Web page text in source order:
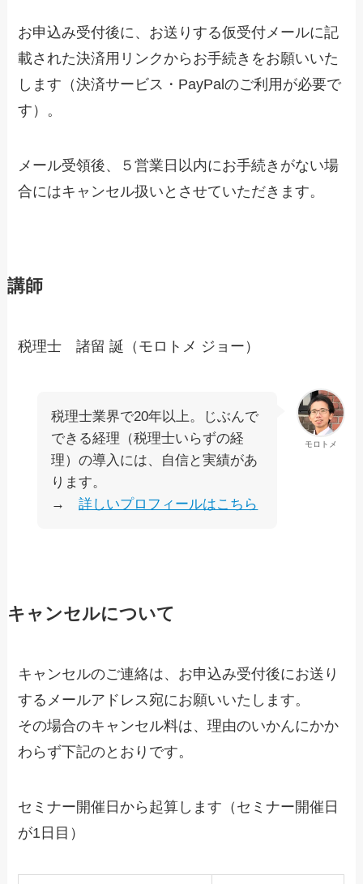
お申込み受付後に、お送りする仮受付メールに記
載された決済用リンクからお手続きをお願いいた
します（決済サービス・PayPalのご利用が必要で
す）。
メール受領後、５営業日以内にお手続きがない場
合にはキャンセル扱いとさせていただきます。
講師
税理士 諸留 誕（モロトメ ジョー）
モロトメ
税理士業界で20年以上。じぶんで
できる経理（税理士いらずの経
理）の導入には、自信と実績があ
ります。
→詳しいプロフィールはこちら
キャンセルについて
キャンセルのご連絡は、お申込み受付後にお送り
するメールアドレス宛にお願いいたします。
その場合のキャンセル料は、理由のいかんにかか
わらず下記のとおりです。
セミナー開催日から起算します（セミナー開催日
が1日目）